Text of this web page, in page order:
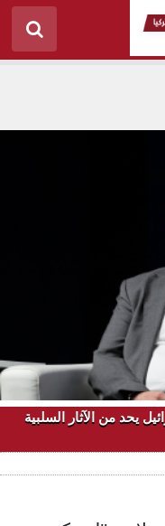
يحد من الآثار السلبية